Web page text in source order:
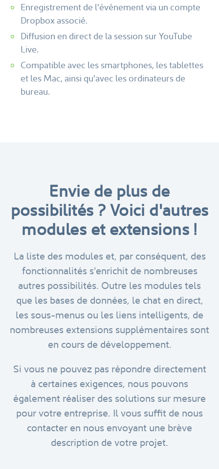
Enregistrement de l'événement via un compte
Dropbox associé.
Diffusion en direct de la session sur YouTube
Live.
Compatible avec les smartphones, les tablettes
et les Mac, ainsi qu'avec les ordinateurs de
bureau.
Envie de plus de
possibilités ? Voici d'autres
modules et extensions !
La liste des modules et, par conséquent, des
fonctionnalités s'enrichit de nombreuses
autres possibilités. Outre les modules tels
que les bases de données, le chat en direct,
les sous-menus ou les liens intelligents, de
nombreuses extensions supplémentaires sont
en cours de développement.
Si vous ne pouvez pas répondre directement
à certaines exigences, nous pouvons
également réaliser des solutions sur mesure
pour votre entreprise. Il vous suffit de nous
contacter en nous envoyant une brève
description de votre projet.